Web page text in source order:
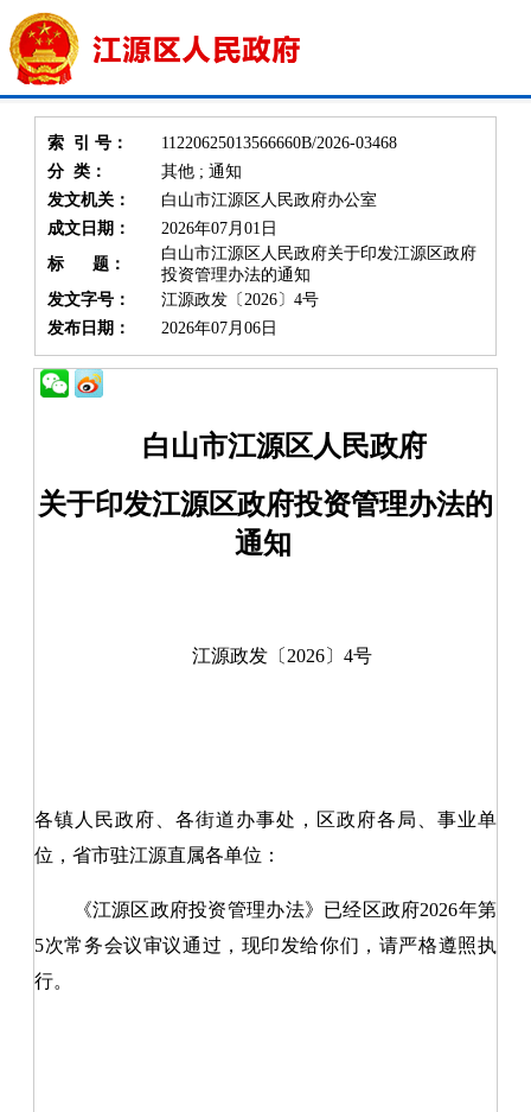
索 引 号：
11220625013566660B/2026-03468
分 类：
其他 ; 通知
发文机关：
白山市江源区人民政府办公室
成文日期：
2026年07月01日
标 题：
白山市江源区人民政府关于印发江源区政府
投资管理办法的通知
发文字号：
江源政发〔2026〕4号
发布日期：
2026年07月06日
白山市江源区人民政府
关于印发江源区政府投资管理办法的
通知
江源政发〔2026〕 4号
各镇人民政府、各街道办事处，区政府各局、事业单
位，省市驻江源直属各单位：
《江源区政府投资管理办法》已经区政府2026年第
5次常务会议审议通过，现印发给你们，请严格遵照执
行。